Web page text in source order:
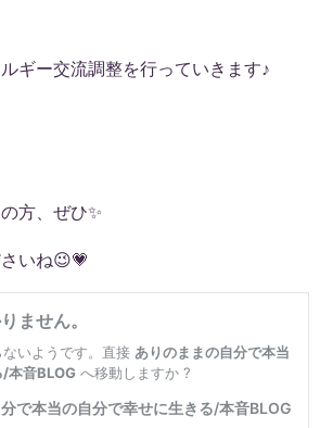
ー交流調整を行っていきます♪
方、ぜひ✨
いね😉💗